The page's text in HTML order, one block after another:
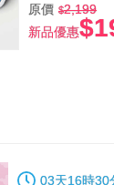
原價
2,199
新品優惠
03天16時30